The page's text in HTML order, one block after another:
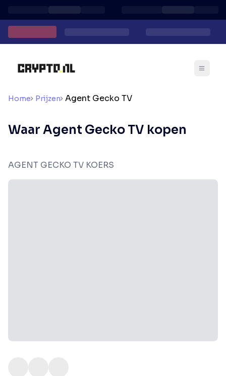
Home Prijzen Agent Gecko TV
Waar Agent Gecko TV kopen
AGENT GECKO TV KOERS